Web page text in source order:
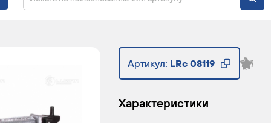
Артикул: LRc 08119
Характеристики